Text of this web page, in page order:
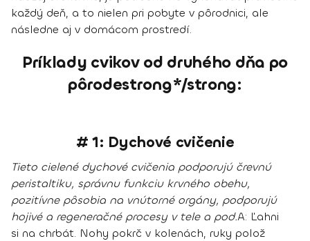
každý deň, a to nielen pri pobyte v pôrodnici, ale
následne aj v domácom prostredí.
Príklady cvikov od druhého dňa po
pôrodestrong*/strong:
# 1: Dychové cvičenie
Tieto cielené dychové cvičenia podporujú črevnú
peristaltiku, správnu funkciu krvného obehu,
pozitívne pôsobia na vnútorné orgány, podporujú
hojivé a regeneračné procesy v telea pod.A: Ľahni
si na chrbát. Nohy pokrč v kolenách, ruky polož